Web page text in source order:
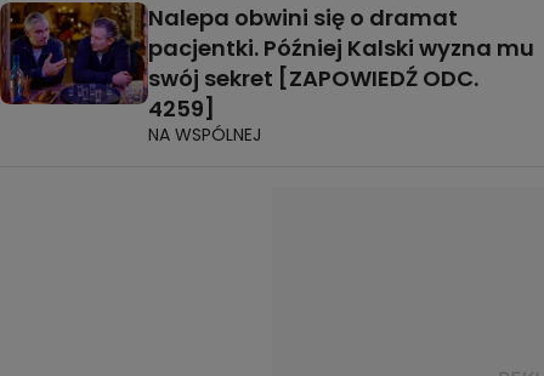
Nalepa obwini się o dramat
pacjentki. Później Kalski wyzna mu
swój sekret [ZAPOWIEDŹ ODC.
4259]
NA WSPÓLNEJ